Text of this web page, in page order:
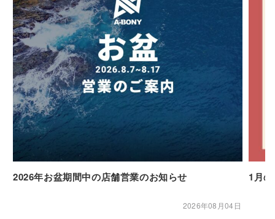
2026年お盆期間中の店舗営業のお知らせ
2026年08月04日
1月